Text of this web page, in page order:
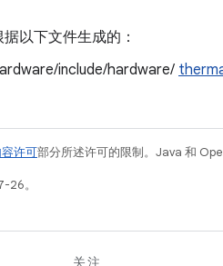
以下文件生成的：
include/hardware/
容许可部分所述许可的限制。Java 和
26。
关注